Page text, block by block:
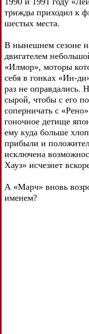
трижды приходил к
шестых места.
В нынешнем сезоне
двигателем
«Илмор», моторы
себя в гонках «Ин-
раз не оправдались.
сырой, чтобы с его
соперничать с
гоночное детище
ему куда больше
прибыли и
исключена
Хауз» исчезнет
А «Марч» вновь
именем?